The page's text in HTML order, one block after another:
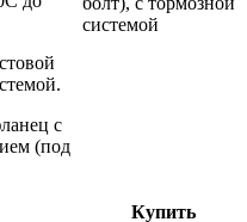
с
(под
Купить